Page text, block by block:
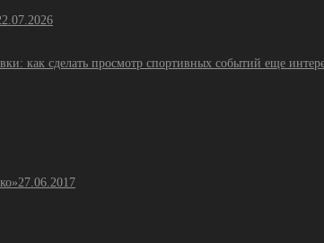
как сделать просмотр спортивных событий еще
27.06.2017